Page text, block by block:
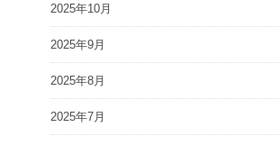
2025年10月
2025年9月
2025年8月
2025年7月